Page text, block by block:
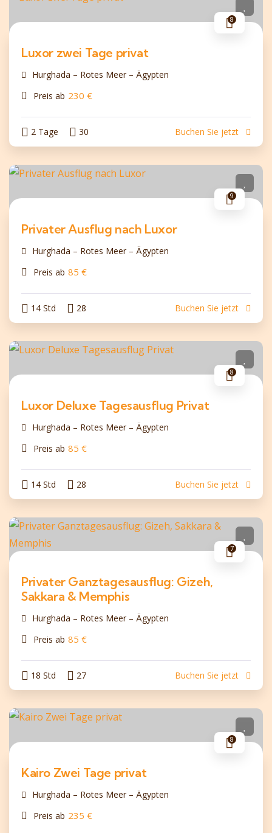
8
Luxor zwei Tage privat
Hurghada – Rotes Meer – Ägypten
Preis ab 230 €
2 Tage 30 Buchen Sie jetzt
9
Privater Ausflug nach Luxor
Hurghada – Rotes Meer – Ägypten
Preis ab 85 €
14 Std 28 Buchen Sie jetzt
8
Luxor Deluxe Tagesausflug Privat
Hurghada – Rotes Meer – Ägypten
Preis ab 85 €
14 Std 28 Buchen Sie jetzt
7
Privater Ganztagesausflug: Gizeh,
Sakkara & Memphis
Hurghada – Rotes Meer – Ägypten
Preis ab 85 €
18 Std 27 Buchen Sie jetzt
8
Kairo Zwei Tage privat
Hurghada – Rotes Meer – Ägypten
Preis ab 235 €